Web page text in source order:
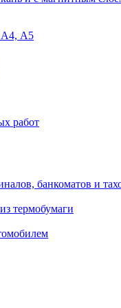
А4, А5
работ
банкоматов и
термобумаги